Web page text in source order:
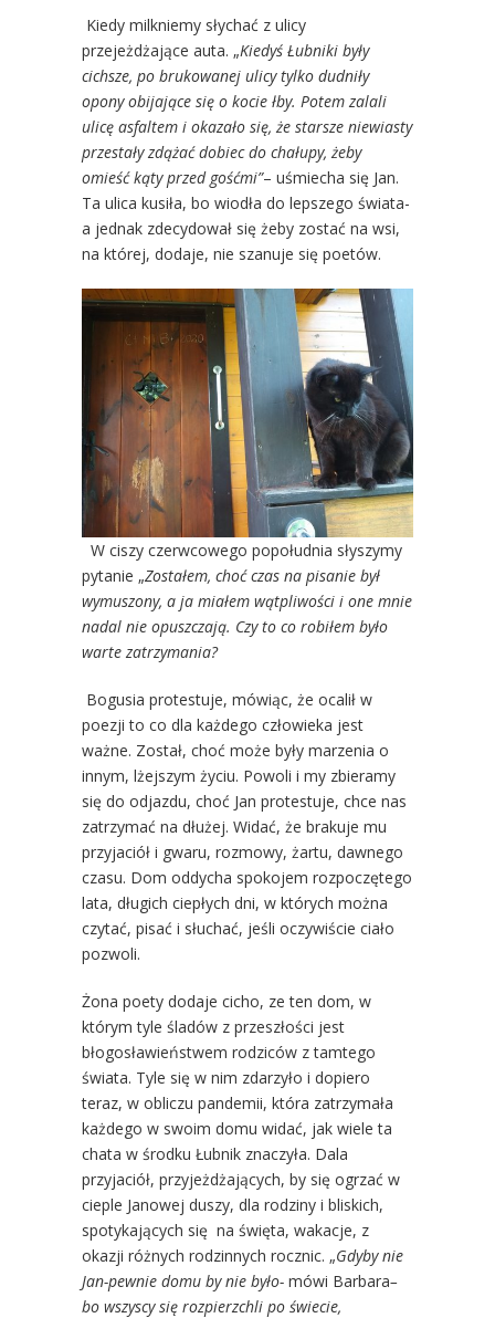
Kiedy milkniemy słychać z ulicy
przejeżdżające auta. „Kiedyś Łubniki były
cichsze, po brukowanej ulicy tylko dudniły
opony obijające się o kocie łby. Potem zalali
ulicę asfaltem i okazało się, że starsze niewiasty
przestały zdążać dobiec do chałupy, żeby
omieść kąty przed gośćmi”– uśmiecha się Jan.
Ta ulica kusiła, bo wiodła do lepszego świata-
a jednak zdecydował się żeby zostać na wsi,
na której, dodaje, nie szanuje się poetów.
W ciszy czerwcowego popołudnia słyszymy
pytanie „Zostałem, choć czas na pisanie był
wymuszony, a ja miałem wątpliwości i one mnie
nadal nie opuszczają. Czy to co robiłem było
warte zatrzymania?
Bogusia protestuje, mówiąc, że ocalił w
poezji to co dla każdego człowieka jest
ważne. Został, choć może były marzenia o
innym, lżejszym życiu. Powoli i my zbieramy
się do odjazdu, choć Jan protestuje, chce nas
zatrzymać na dłużej. Widać, że brakuje mu
przyjaciół i gwaru, rozmowy, żartu, dawnego
czasu. Dom oddycha spokojem rozpoczętego
lata, długich ciepłych dni, w których można
czytać, pisać i słuchać, jeśli oczywiście ciało
pozwoli.
Żona poety dodaje cicho, ze ten dom, w
którym tyle śladów z przeszłości jest
błogosławieństwem rodziców z tamtego
świata. Tyle się w nim zdarzyło i dopiero
teraz, w obliczu pandemii, która zatrzymała
każdego w swoim domu widać, jak wiele ta
chata w środku Łubnik znaczyła. Dala
przyjaciół, przyjeżdżających, by się ogrzać w
cieple Janowej duszy, dla rodziny i bliskich,
spotykających się na święta, wakacje, z
okazji różnych rodzinnych rocznic. „Gdyby nie
Jan-pewnie domu by nie było- mówi Barbara–
bo wszyscy się rozpierzchli po świecie,